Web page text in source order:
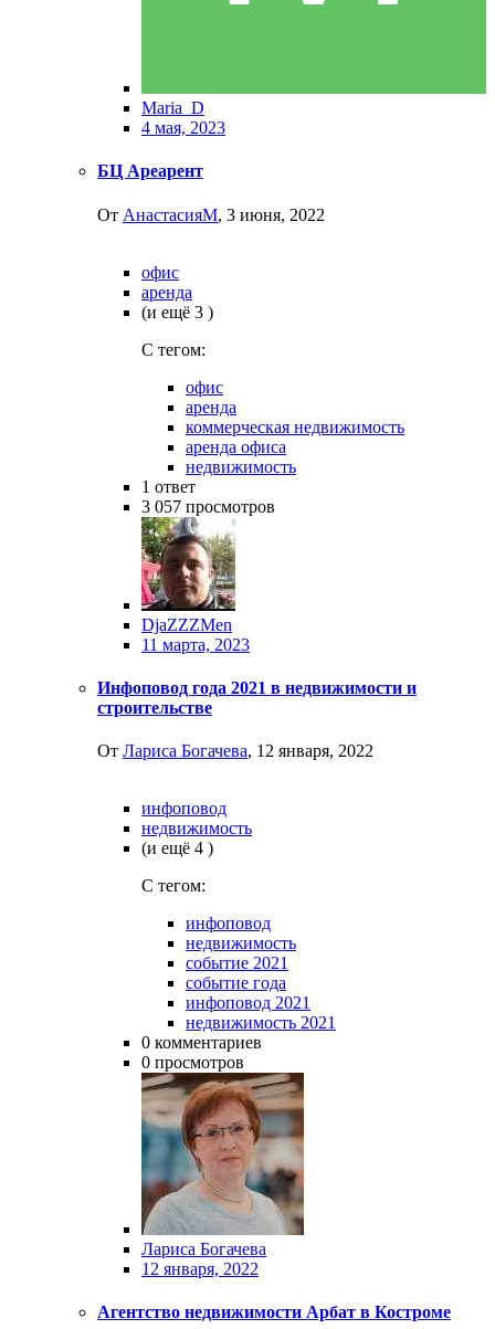
Maria_D
4 мая, 2023
БЦ Ареарент
От АнастасияМ, 3 июня, 2022
офис
аренда
(и ещё 3 )
C тегом:
офис
аренда
коммерческая недвижимость
аренда офиса
недвижимость
1 ответ
3 057 просмотров
DjaZZZMen
11 марта, 2023
Инфоповод года 2021 в недвижимости и
строительстве
От Лариса Богачева, 12 января, 2022
инфоповод
недвижимость
(и ещё 4 )
C тегом:
инфоповод
недвижимость
событие 2021
событие года
инфоповод 2021
недвижимость 2021
0 комментариев
0 просмотров
Лариса Богачева
12 января, 2022
Агентство недвижимости Арбат в Костроме